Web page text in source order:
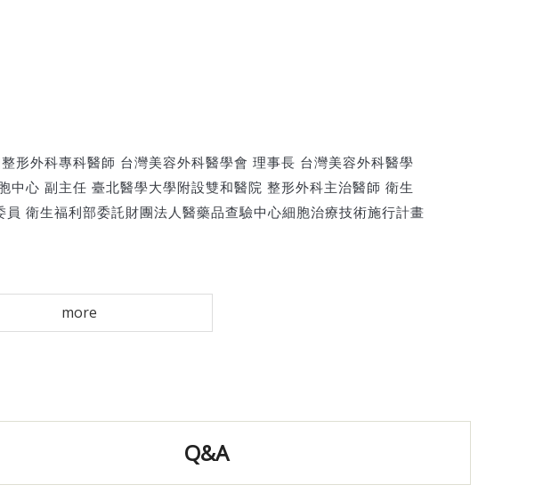
形外科專科醫師 台灣美容外科醫學會 理事長 台灣美容外科醫學
中心 副主任 臺北醫學大學附設雙和醫院 整形外科主治醫師 衛生
衛生福利部委託財團法人醫藥品查驗中心細胞治療技術施行計畫
more
Q&A